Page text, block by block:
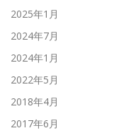
2025年1月
2024年7月
2024年1月
2022年5月
2018年4月
2017年6月